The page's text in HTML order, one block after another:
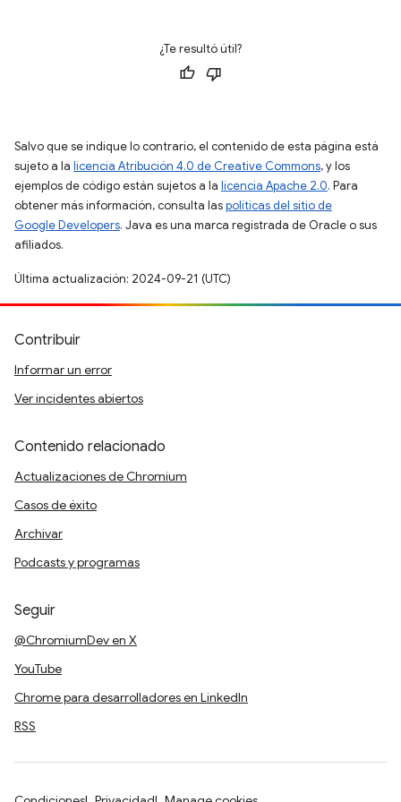
¿Te resultó útil?
Salvo que se indique lo contrario, el contenido de esta página está
sujeto a la licencia Atribución 4.0 de Creative Commons, y los
ejemplos de código están sujetos a la licencia Apache 2.0. Para
obtener más información, consulta laspolíticas del sitio de
Google Developers. Java es una marca registrada de Oracle o sus
afiliados.
Última actualización: 2024-09-21 (UTC)
Contribuir
Informar un error
Ver incidentes abiertos
Contenido relacionado
Actualizaciones de Chromium
Casos de éxito
Archivar
Podcasts y programas
Seguir
@ChromiumDev en X
YouTube
Chrome para desarrolladores en LinkedIn
RSS